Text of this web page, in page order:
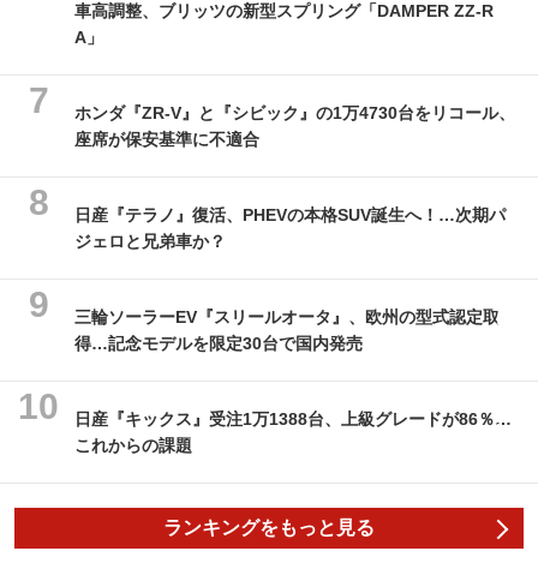
車高調整、ブリッツの新型スプリング「DAMPER ZZ-R
A」
ホンダ『ZR-V』と『シビック』の1万4730台をリコール、
座席が保安基準に不適合
日産『テラノ』復活、PHEVの本格SUV誕生へ！…次期パ
ジェロと兄弟車か？
三輪ソーラーEV『スリールオータ』、欧州の型式認定取
得…記念モデルを限定30台で国内発売
日産『キックス』受注1万1388台、上級グレードが86％…
これからの課題
ランキングをもっと見る